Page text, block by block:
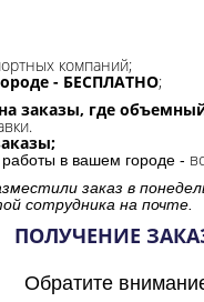
компаний;
- БЕСПЛАТНО;
заказы, где
работы в вашем городе -
заказ в
сотрудника на почте.
ПОЛУЧЕНИЕ
Обратите